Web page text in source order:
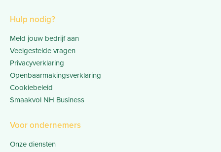
Hulp nodig?
Meld jouw bedrijf aan
Veelgestelde vragen
Privacyverklaring
Openbaarmakingsverklaring
Cookiebeleid
Smaakvol NH Business
Voor ondernemers
Onze diensten